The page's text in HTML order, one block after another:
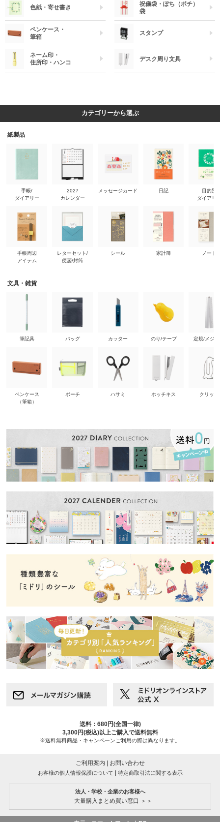
色紙・寄せ書き
祝儀袋・ぽち（ポチ）
袋
ペンケース・
筆箱
スタンプ
ネーム印・
住所印・ハンコ
デスク周り文具
カテゴリーから選ぶ
紙製品
手帳/
ダイアリー
手帳周辺
アイテム
2027
カレンダー
レターセット/
便箋/封筒
メッセージカード
シール
日記
家計簿
目的別
ダイアリ
ノート
文具・雑貨
筆記具
ペンケース
（筆箱）
バッグ
ポーチ
カッター
ハサミ
のり/テープ
ホッチキス
定規/メジ
クリップ
送料：680円(全国一律)
3,300円(税込)以上ご購入で送料無料
※送料無料商品・キャンペーンご利用の際は異なります。
ご利用案内 お問い合わせ
お客様の個人情報保護について 特定商取引法に関する表示
法人・学校・企業のお客様へ
大量購入まとめ買い窓口 ＞＞